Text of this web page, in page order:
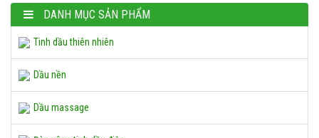
DANH MỤC SẢN PHẨM
Tinh dầu thiên nhiên
Dầu nền
Dầu massage
1.700.000 VNĐ
Nồi nấu đá
45.000 VNĐ